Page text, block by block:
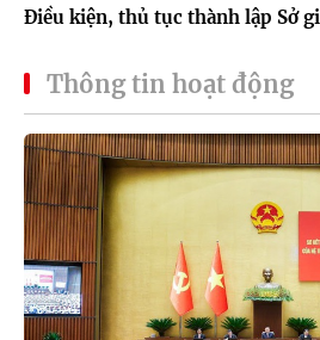
Điều kiện, thủ tục thành lập Sở
Thông tin hoạt động